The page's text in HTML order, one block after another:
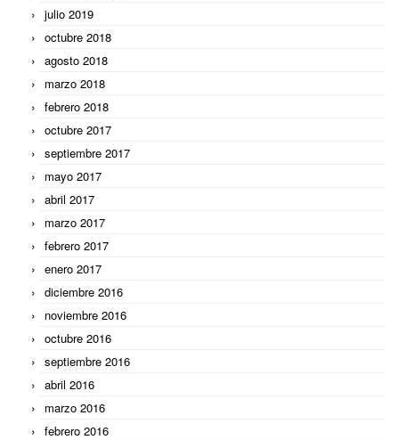
julio 2019
octubre 2018
agosto 2018
marzo 2018
febrero 2018
octubre 2017
septiembre 2017
mayo 2017
abril 2017
marzo 2017
febrero 2017
enero 2017
diciembre 2016
noviembre 2016
octubre 2016
septiembre 2016
abril 2016
marzo 2016
febrero 2016